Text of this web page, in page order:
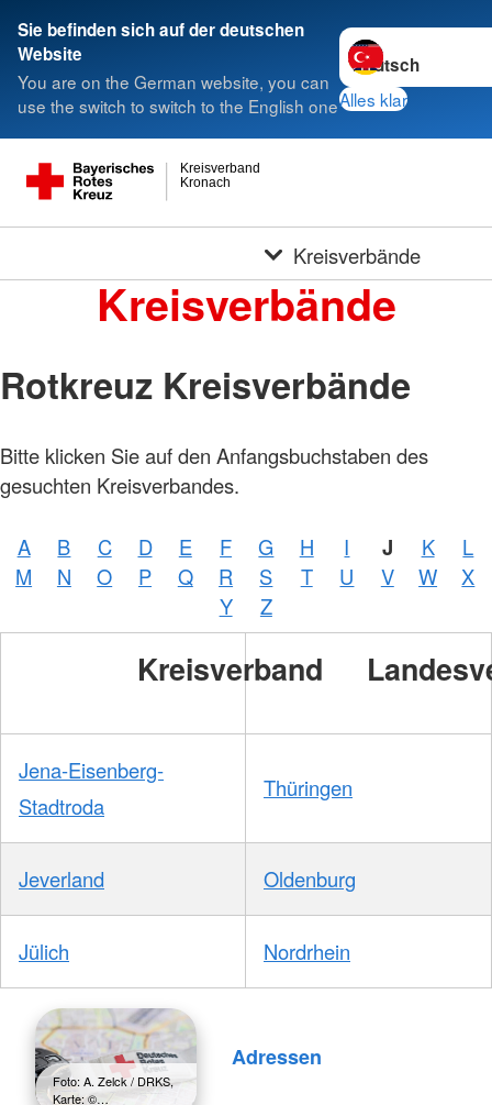
Sie befinden sich auf der deutschen
Website
You are on the German website, you can
use the switch to switch to the English one
Sprache wechseln
Alles klar
Kronach
Kreisverband
Kreisverbände
Kreisverbände
Rotkreuz Kreisverbände
Bitte klicken Sie auf den Anfangsbuchstaben des
gesuchten Kreisverbandes.
A B C D E F G H I J K
L
M
N O P Q R S T U V W
X
Y
Z
Kreisverband
Jena-Eisenberg-
Stadtroda
Thüringen
Jeverland Oldenburg
Jülich Nordrhein
Foto: A. Zelck / DRKS,
Karte: ©…
Adressen